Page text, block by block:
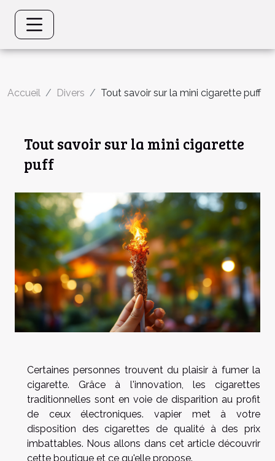
Accueil Divers Tout savoir sur la mini cigarette puff
Tout savoir sur la mini cigarette
puff
Certaines personnes trouvent du plaisir à fumer la
cigarette. Grâce à l'innovation, les cigarettes
traditionnelles sont en voie de disparition au profit
de ceux électroniques. vapier met à votre
disposition des cigarettes de qualité à des prix
imbattables. Nous allons dans cet article découvrir
cette boutique et ce qu'elle propose.